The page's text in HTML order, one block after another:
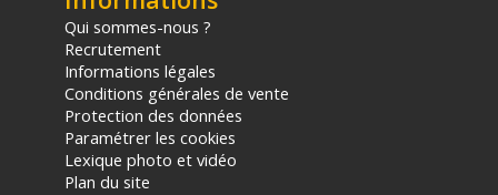
Qui sommes-nous ?
Recrutement
Informations légales
Conditions générales de vente
Protection des données
Paramétrer les cookies
Lexique photo et vidéo
Plan du site